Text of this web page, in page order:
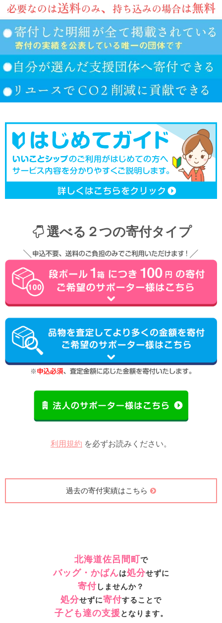
選べる２つの寄付タイプ
利用規約 を必ずお読みください。
過去の寄付実績はこちら
北海道佐呂間町 で
バッグ・かばんは処分せずに
寄付しませんか？
処分せずに寄付することで
子ども達の支援 となります。